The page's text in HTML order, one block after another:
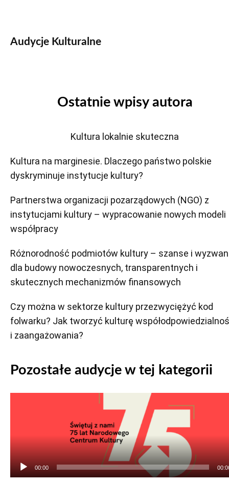
Audycje Kulturalne
Ostatnie wpisy autora
Kultura lokalnie skuteczna
Kultura na marginesie. Dlaczego państwo polskie
dyskryminuje instytucje kultury?
Partnerstwa organizacji pozarządowych (NGO) z
instytucjami kultury – wypracowanie nowych modeli
współpracy
Różnorodność podmiotów kultury – szanse i
dla budowy nowoczesnych, transparentnych i
skutecznych mechanizmów finansowych
Czy można w sektorze kultury przezwyciężyć kod
folwarku? Jak tworzyć kulturę
i zaangażowania?
Pozostałe audycje w tej kategorii
00:00